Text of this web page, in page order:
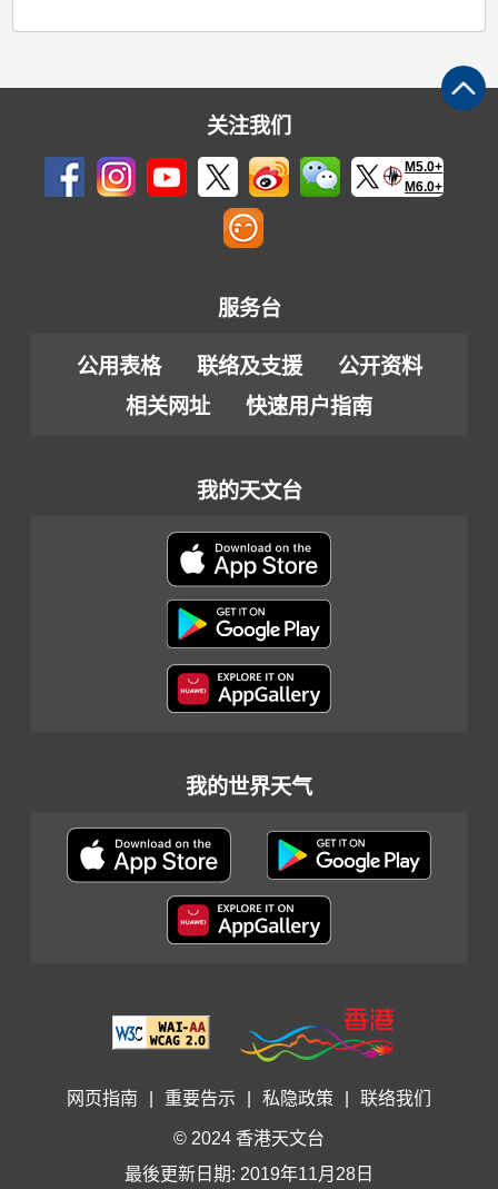
关注我们
M5.0+
M6.0+
服务台
公用表格 联络及支援
公开资料
相关网址
快速用户指南
我的天文台
我的世界天气
网页指南 重要告示 私隐政策 联络我们
© 2024 香港天文台
最後更新日期: 2019年11月28日